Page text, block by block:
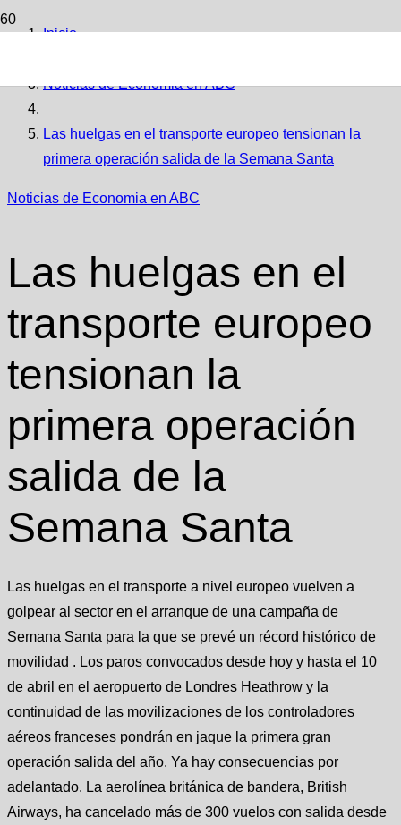
Inicio
Noticias de Economia en ABC
Las huelgas en el transporte europeo tensionan la
primera operación salida de la Semana Santa
Noticias de Economia en ABC
Las huelgas en el
transporte europeo
tensionan la
primera operación
salida de la
Semana Santa
Las huelgas en el transporte a nivel europeo vuelven a
golpear al sector en el arranque de una campaña de
Semana Santa para la que se prevé un récord histórico de
movilidad . Los paros convocados desde hoy y hasta el 10
de abril en el aeropuerto de Londres Heathrow y la
continuidad de las movilizaciones de los controladores
aéreos franceses pondrán en jaque la primera gran
operación salida del año. Ya hay consecuencias por
adelantado. La aerolínea británica de bandera, British
Airways, ha cancelado más de 300 vuelos con salida desde